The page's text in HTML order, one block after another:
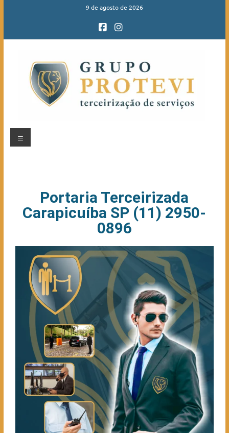
9 de agosto de 2026
Portaria Terceirizada
Carapicuíba SP (11) 2950-
0896